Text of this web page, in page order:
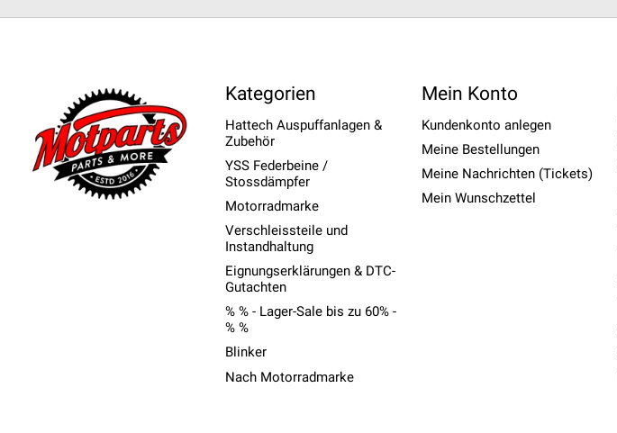
Kategorien
Hattech Auspuffanlagen &
Zubehör
YSS Federbeine /
Stossdämpfer
Motorradmarke
Verschleissteile und
Instandhaltung
Eignungserklärungen & DTC-
Gutachten
% % - Lager-Sale bis zu 60% -
% %
Blinker
Nach Motorradmarke
Mein Konto
Kundenkonto anlegen
Meine Bestellungen
Meine Nachrichten (Tickets)
Mein Wunschzettel